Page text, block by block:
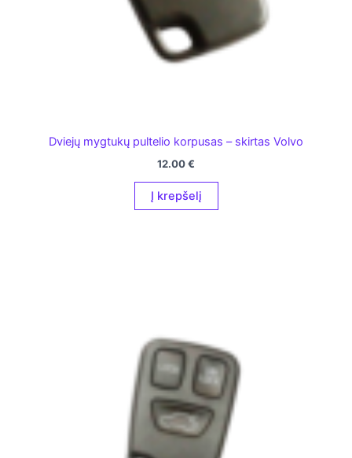
Dviejų mygtukų pultelio korpusas – skirtas Volvo
12.00€
Į krepšelį